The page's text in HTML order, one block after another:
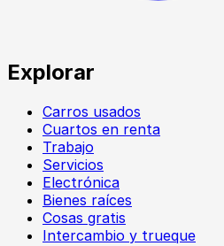
Explorar
Carros usados
Cuartos en renta
Trabajo
Servicios
Electrónica
Bienes raíces
Cosas gratis
Intercambio y trueque